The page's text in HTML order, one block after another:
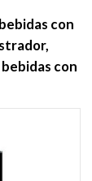
con
con